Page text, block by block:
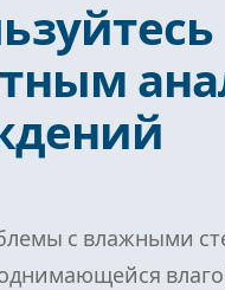
с влажными